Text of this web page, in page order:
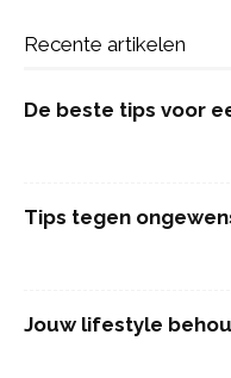
Recente artikelen
De beste tips voor
Tips tegen
Jouw lifestyle